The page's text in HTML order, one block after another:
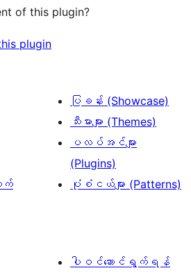
of this plugin?
plugin
က်
ပြခန်း (Showcase)
သီးမားများ (Themes)
ပလပ်အင်များ
(Plugins)
ပုံစံငယ်များ (Patterns)
ပါဝင်ဆောင်ရွက်ရန်